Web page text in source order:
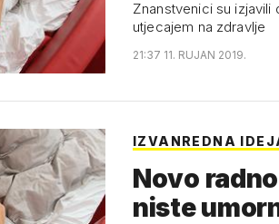
Znanstvenici su izjavili
utjecajem na zdravlje
21:37 11. RUJAN 2019.
IZVANREDNA
Novo
niste